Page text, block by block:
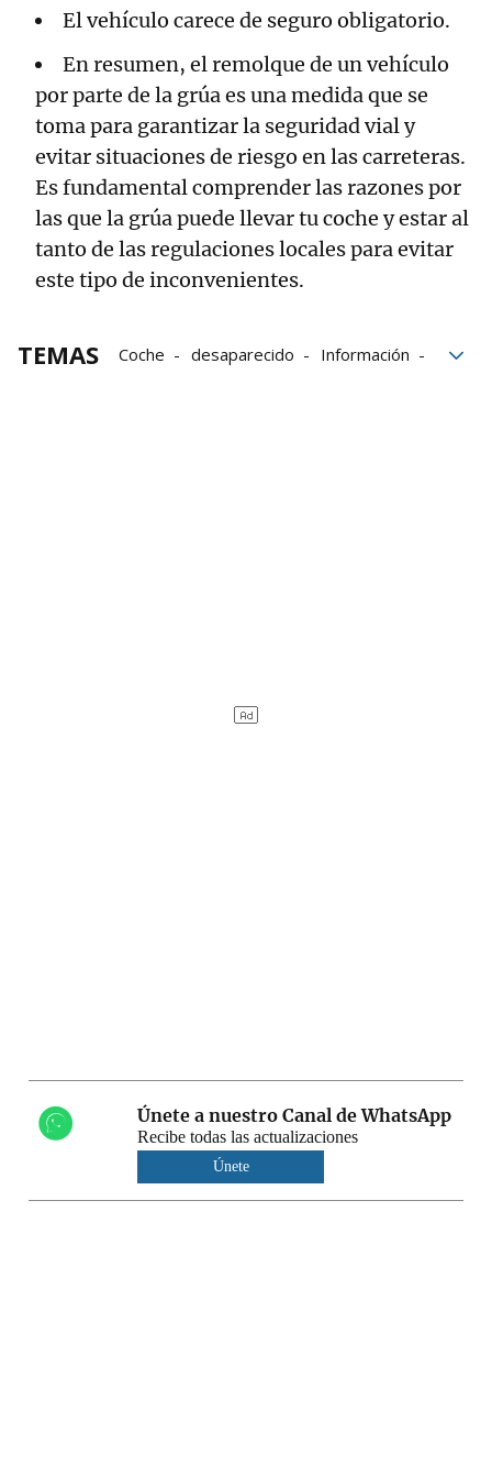
El vehículo carece de seguro obligatorio.
En resumen, el remolque de un vehículo
por parte de la grúa es una medida que se
toma para garantizar la seguridad vial y
evitar situaciones de riesgo en las carreteras.
Es fundamental comprender las razones por
las que la grúa puede llevar tu coche y estar al
tanto de las regulaciones locales para evitar
este tipo de inconvenientes.
TEMAS Coche desaparecido
Información
Únete a nuestro Canal de WhatsApp
Recibe todas las actualizaciones
Únete